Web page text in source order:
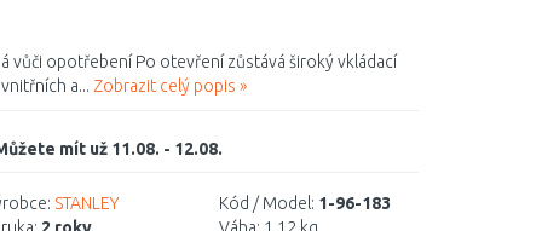
opotřebení Po otevření zůstává široký vkládací
a... Zobrazit celý popis »
mít už 11.08. - 12.08.
STANLEY
Kód / Model: 1-96-183